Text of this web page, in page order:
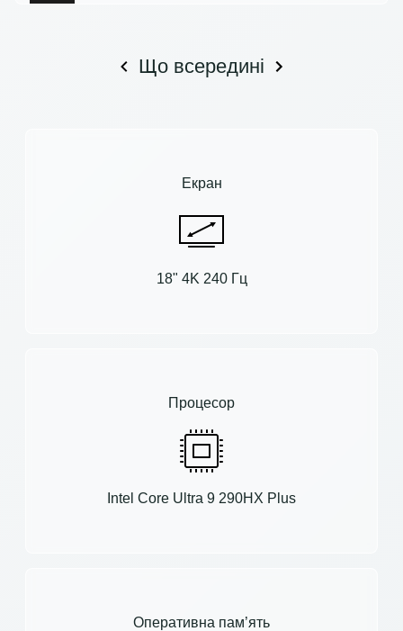
Що всередині
Екран
18" 4K 240 Гц
Процесор
Intel Core Ultra 9 290HX Plus
Оперативна пам’ять